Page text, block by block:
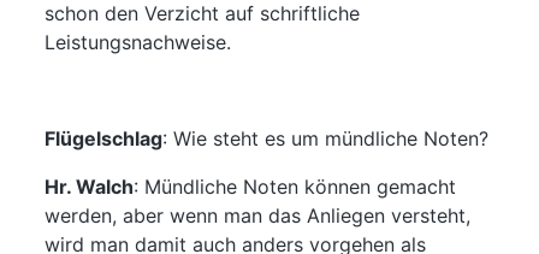
schon den Verzicht auf schriftliche
Leistungsnachweise.
Flügelschlag: Wie steht es um mündliche Noten?
Hr. Walch: Mündliche Noten können gemacht
werden, aber wenn man das Anliegen versteht,
wird man damit auch anders vorgehen als